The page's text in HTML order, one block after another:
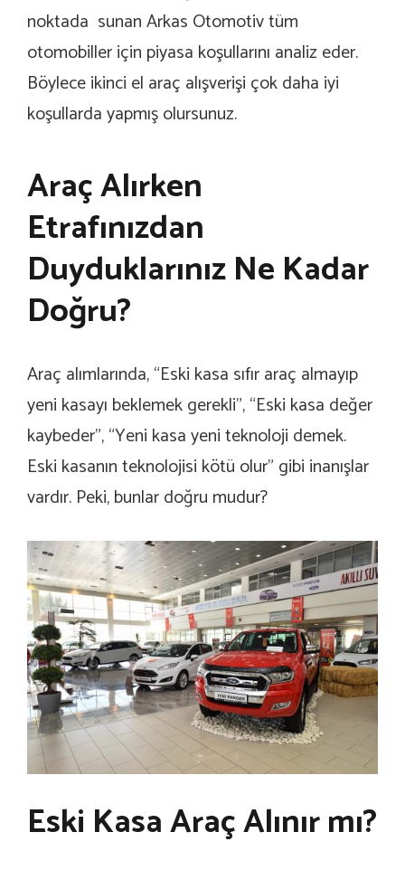
noktada sunan Arkas Otomotiv tüm
otomobiller için piyasa koşullarını analiz eder.
Böylece ikinci el araç alışverişi çok daha iyi
koşullarda yapmış olursunuz.
Araç Alırken
Etrafınızdan
Duyduklarınız Ne Kadar
Doğru?
Araç alımlarında, “Eski kasa sıfır araç almayıp
yeni kasayı beklemek gerekli”, “Eski kasa değer
kaybeder”, “Yeni kasa yeni teknoloji demek.
Eski kasanın teknolojisi kötü olur” gibi inanışlar
vardır. Peki, bunlar doğru mudur?
Eski Kasa Araç Alınır mı?